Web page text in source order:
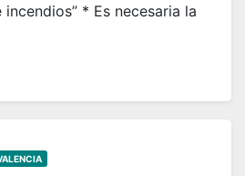
* Es necesaria la